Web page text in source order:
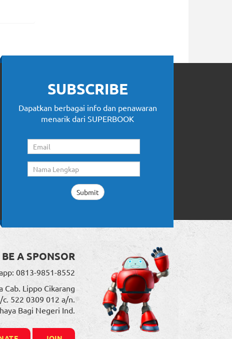
SUBSCRIBE
Dapatkan berbagai info dan penawaran
menarik dari SUPERBOOK
BE A SPONSOR
0813-9851-8552
Cab. Lippo Cikarang
c. 522 0309 012 a/n.
Bagi Negeri Ind.